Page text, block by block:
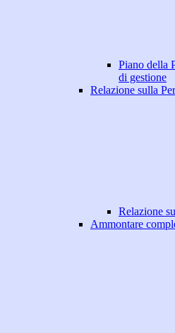
Piano della
di gestione
Relazione sulla
Relazione
Ammontare